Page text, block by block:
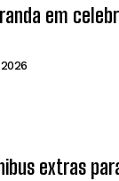
em
extras